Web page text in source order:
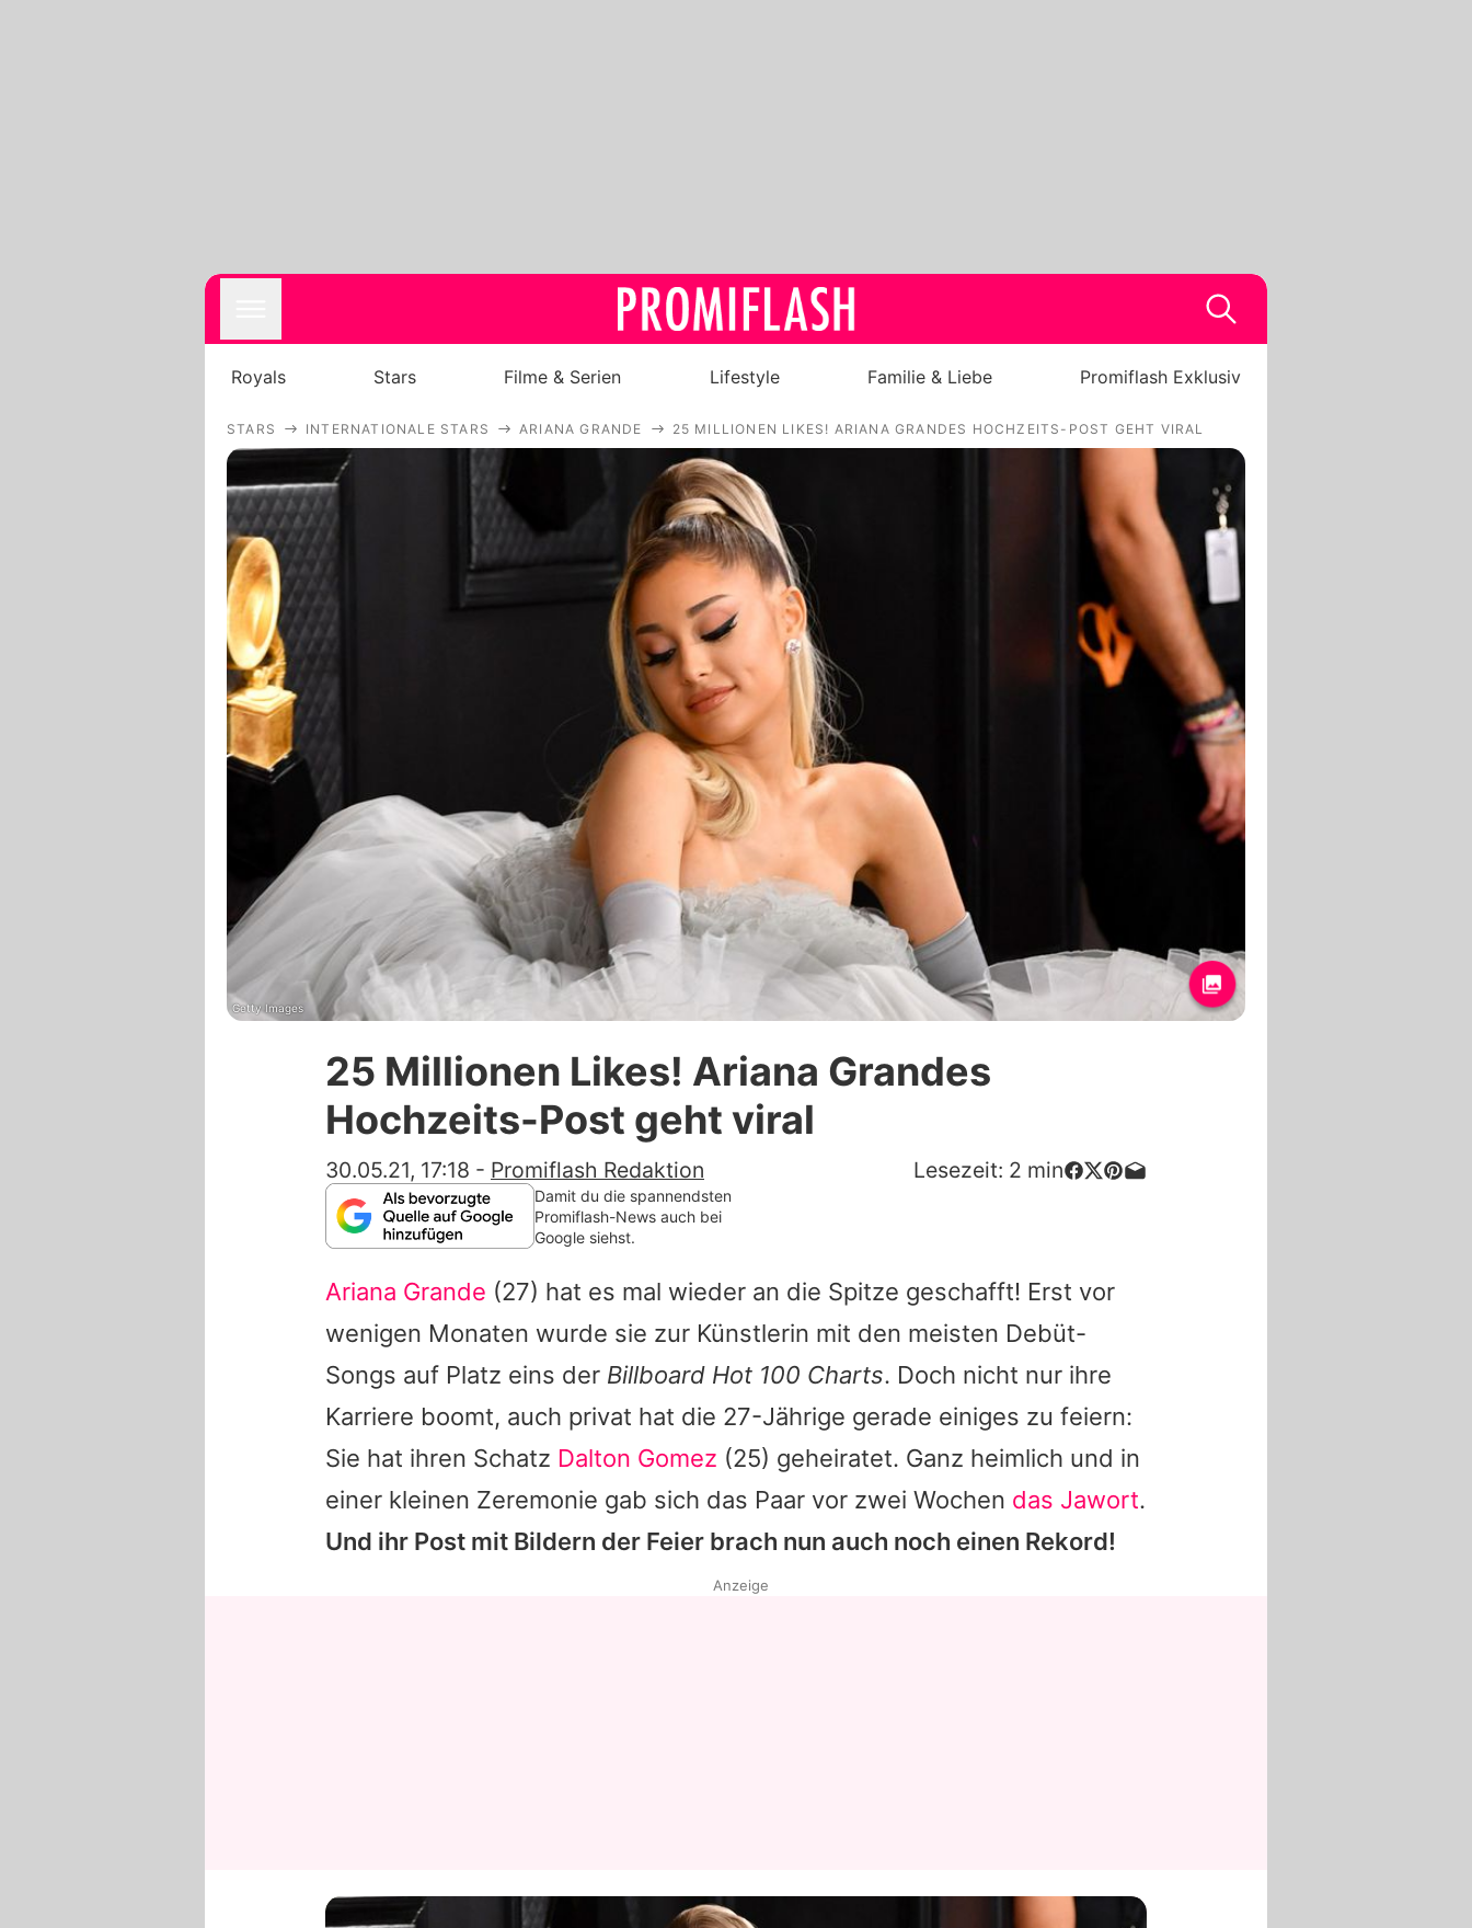
Royals
Stars
Filme & Serien
Lifestyle
Familie & Liebe
Promiflash Exklusiv
Alle Themen auf Promiflash
Jobs
App runterladen
Team
Redaktionelle Richtlinien
Impressum
Datenschutzerklärung
Nutzungsbedingungen
Utiq verwalten
Royals Stars Filme & Serien Lifestyle Familie & Liebe Promiflash Exklusiv
STARS INTERNATIONALE STARS ARIANA GRANDE 25 MILLIONEN LIKES! ARIANA GRANDES HOCHZEITS-POST GEHT VIRAL
Getty Images
25 Millionen Likes! Ariana Grandes
Hochzeits-Post geht viral
30.05.21, 17:18 - Promiflash Redaktion Lesezeit: 2 min
Damit du die spannendsten
Promiflash-News auch bei
Google siehst.
Ariana Grande (27) hat es mal wieder an die Spitze geschafft! Erst vor
wenigen Monaten wurde sie zur Künstlerin mit den meisten Debüt-
Songs auf Platz eins der Billboard Hot 100 Charts. Doch nicht nur ihre
Karriere boomt, auch privat hat die 27-Jährige gerade einiges zu feiern:
Sie hat ihren Schatz Dalton Gomez (25) geheiratet. Ganz heimlich und in
einer kleinen Zeremonie gab sich das Paar vor zwei Wochen das Jawort.
Und ihr Post mit Bildern der Feier brach nun auch noch einen Rekord!
Anzeige